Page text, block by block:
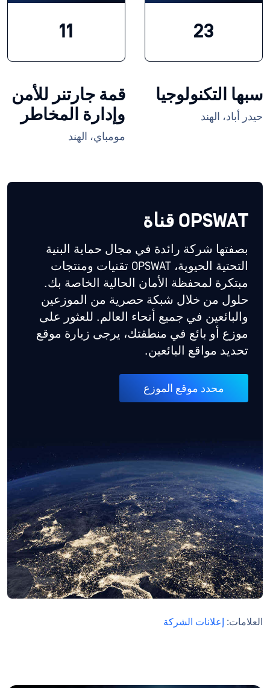
23
سبها التكنولوجيا
حيدر أباد، الهند
11
قمة جارتنر للأمن
وإدارة المخاطر
مومباي، الهند
OPSWAT قناة
بصفتها شركة رائدة في مجال حماية البنية
التحتية الحيوية، OPSWAT تقنيات ومنتجات
مبتكرة لمحفظة الأمان الحالية الخاصة بك.
حلول من خلال شبكة حصرية من الموزعين
والبائعين في جميع أنحاء العالم. للعثور على
موزع أو بائع في منطقتك، يرجى زيارة موقع
تحديد مواقع البائعين.
محدد موقع الموزع
العلامات: إعلانات الشركة